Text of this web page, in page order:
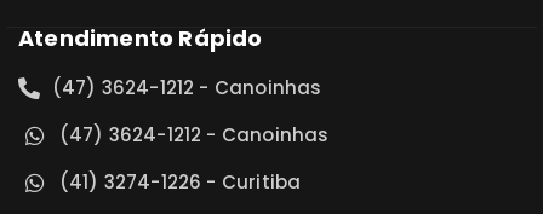
Atendimento Rápido
(47) 3624-1212 - Canoinhas
(47) 3624-1212 - Canoinhas
(41) 3274-1226 - Curitiba